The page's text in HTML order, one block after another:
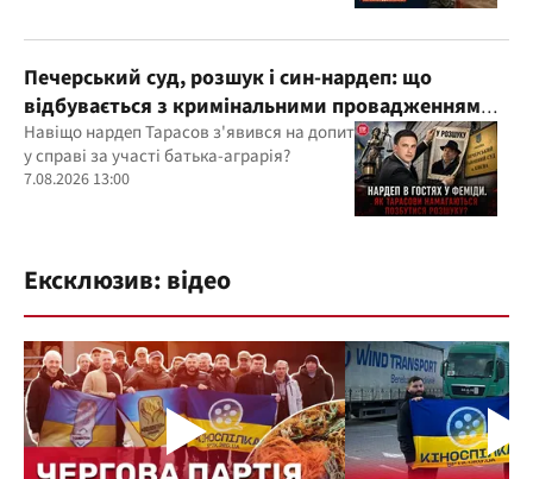
Печерський суд, розшук і син-нардеп: що
відбувається з кримінальними провадженнями
за участі агробарона Тарасова?
Навіщо нардеп Тарасов з'явився на допит
у справі за участі батька-аграрія?
7.08.2026 13:00
Ексклюзив: відео